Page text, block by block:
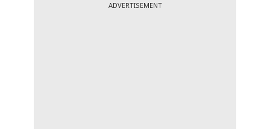
ADVERTISEMENT